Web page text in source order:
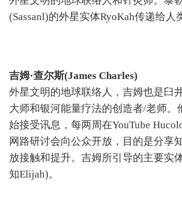
(Sassanl)的外星实体RyoKah传递给人
吉姆·查尔斯(James Charles)
外星文明的地球联络人，吉姆也是臼
大师和银河能量疗法的创造者/老师。
始接受讯息，每两周在YouTube
网路研讨会向公众开放，目的是分享
放接触和提升。吉姆所引导的主要实
知Elijah)。